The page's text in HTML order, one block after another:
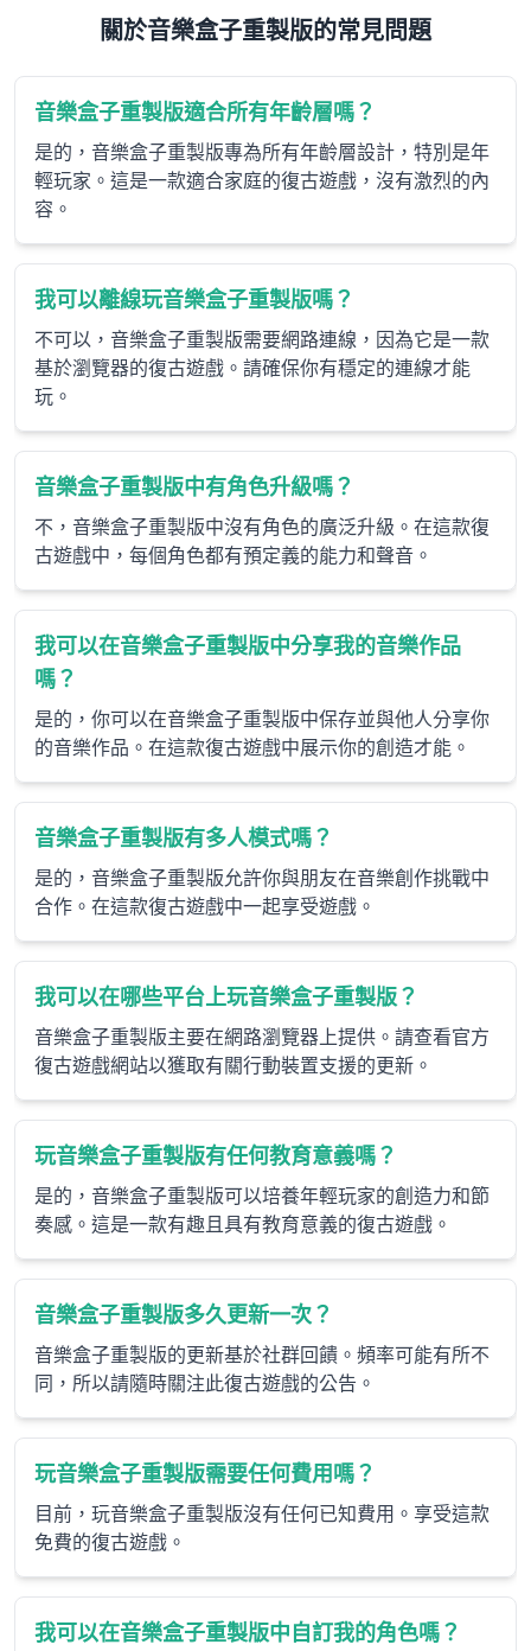
關於音樂盒子重製版的常見問題
音樂盒子重製版適合所有年齡層嗎？
是的，音樂盒子重製版專為所有年齡層設計，特別是年
輕玩家。這是一款適合家庭的復古遊戲，沒有激烈的內
容。
我可以離線玩音樂盒子重製版嗎？
不可以，音樂盒子重製版需要網路連線，因為它是一款
基於瀏覽器的復古遊戲。請確保你有穩定的連線才能
玩。
音樂盒子重製版中有角色升級嗎？
不，音樂盒子重製版中沒有角色的廣泛升級。在這款復
古遊戲中，每個角色都有預定義的能力和聲音。
我可以在音樂盒子重製版中分享我的音樂作品
嗎？
是的，你可以在音樂盒子重製版中保存並與他人分享你
的音樂作品。在這款復古遊戲中展示你的創造才能。
音樂盒子重製版有多人模式嗎？
是的，音樂盒子重製版允許你與朋友在音樂創作挑戰中
合作。在這款復古遊戲中一起享受遊戲。
我可以在哪些平台上玩音樂盒子重製版？
音樂盒子重製版主要在網路瀏覽器上提供。請查看官方
復古遊戲網站以獲取有關行動裝置支援的更新。
玩音樂盒子重製版有任何教育意義嗎？
是的，音樂盒子重製版可以培養年輕玩家的創造力和節
奏感。這是一款有趣且具有教育意義的復古遊戲。
音樂盒子重製版多久更新一次？
音樂盒子重製版的更新基於社群回饋。頻率可能有所不
同，所以請隨時關注此復古遊戲的公告。
玩音樂盒子重製版需要任何費用嗎？
目前，玩音樂盒子重製版沒有任何已知費用。享受這款
免費的復古遊戲。
我可以在音樂盒子重製版中自訂我的角色嗎？